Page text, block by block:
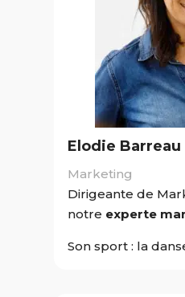
Elodie Barreau
Marketing
Dirigeante de
notre experte
Son sport : la